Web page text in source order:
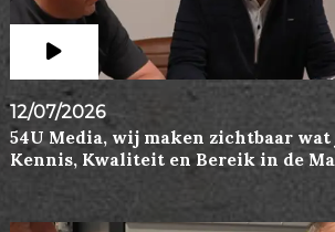
12/07/2026
54U Media, wij maken zichtbaar
Kennis, Kwaliteit en Bereik in de